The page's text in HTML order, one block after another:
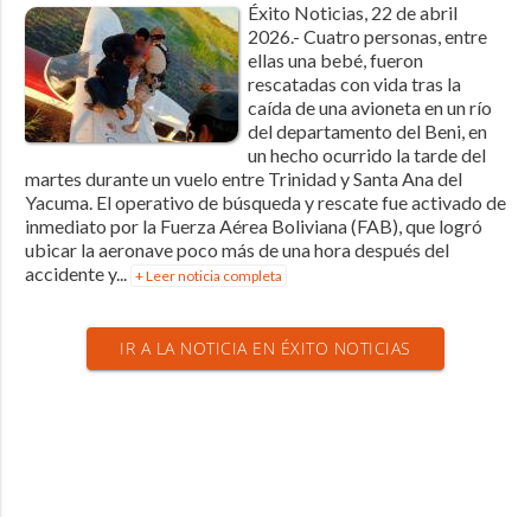
Éxito Noticias, 22 de abril
2026.- Cuatro personas, entre
ellas una bebé, fueron
rescatadas con vida tras la
caída de una avioneta en un río
del departamento del Beni, en
un hecho ocurrido la tarde del
martes durante un vuelo entre Trinidad y Santa Ana del
Yacuma. El operativo de búsqueda y rescate fue activado de
inmediato por la Fuerza Aérea Boliviana (FAB), que logró
ubicar la aeronave poco más de una hora después del
accidente y... + Leer noticia completa
IR A LA NOTICIA EN ÉXITO NOTICIAS